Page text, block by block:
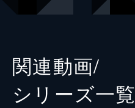
関連動画/
シリーズ⼀覧